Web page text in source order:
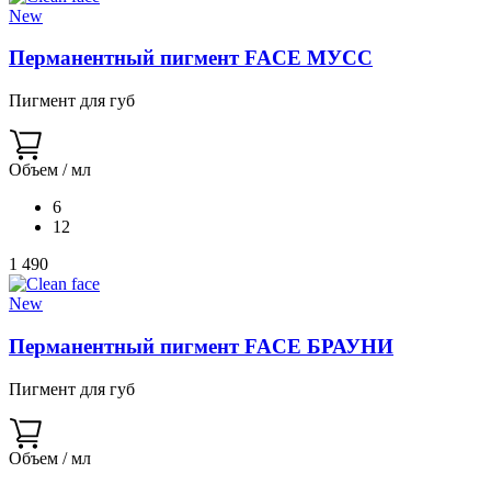
New
Перманентный пигмент FACE МУСС
Пигмент для губ
Объем / мл
6
12
1 490
New
Перманентный пигмент FACE БРАУНИ
Пигмент для губ
Объем / мл